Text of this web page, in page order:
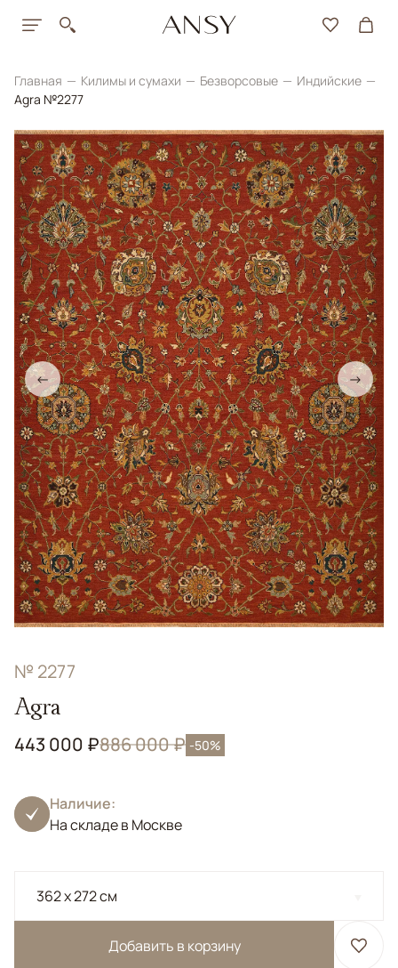
Главная Килимы и сумахи Безворсовые
Индийские
Agra №2277
← →
№ 2277
Agra
443 000 ₽886 000 ₽ -50%
Наличие:
На складе в Москве
362 x 272 см
Добавить в корзину